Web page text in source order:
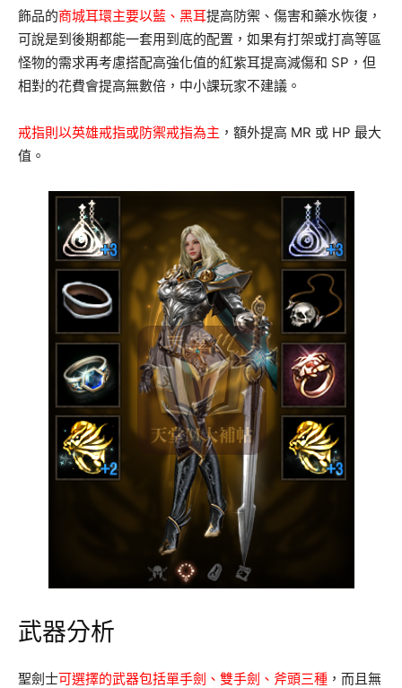
飾品的商城耳環主要以藍、黑耳提高防禦、傷害和藥水恢復，
可說是到後期都能一套用到底的配置，如果有打架或打高等區
怪物的需求再考慮搭配高強化值的紅紫耳提高減傷和 SP，但
相對的花費會提高無數倍，中小課玩家不建議。
戒指則以英雄戒指或防禦戒指為主 ，額外提高 MR 或 HP 最大
值。
武器分析
聖劍士可選擇的武器包括單手劍、雙手劍、斧頭三種 ，而且無